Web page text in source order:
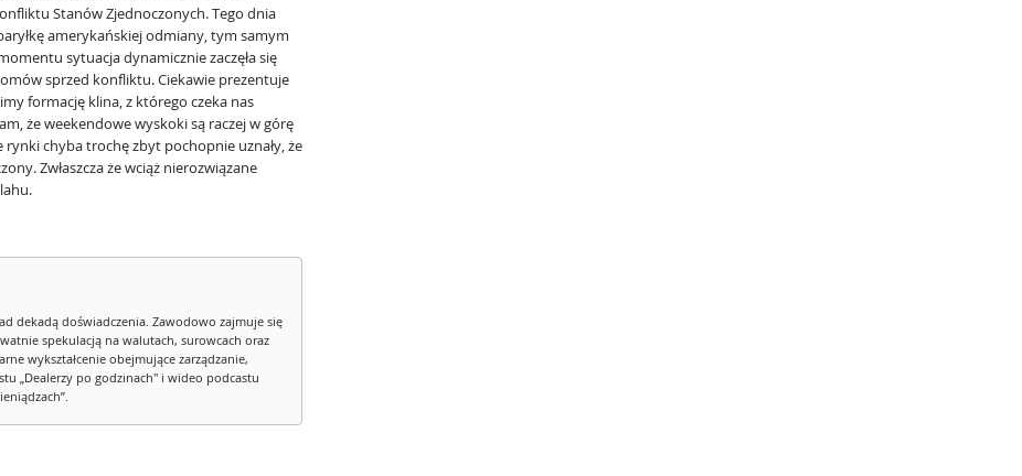
Stanów Zjednoczonych. Tego dnia
amerykańskiej odmiany, tym samym
sytuacja dynamicznie zaczęła się
sprzed konfliktu. Ciekawie prezentuje
formację klina, z którego czeka nas
że weekendowe wyskoki są raczej w górę
rynki chyba trochę zbyt pochopnie uznały, że
Zwłaszcza że wciąż nierozwiązane
dekadą doświadczenia. Zawodowo zajmuje się
spekulacją na walutach, surowcach oraz
wykształcenie obejmujące zarządzanie,
„Dealerzy po godzinach" i wideo podcastu